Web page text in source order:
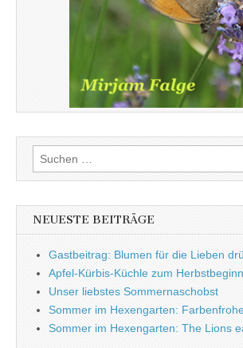
Suchen
nach:
NEUESTE BEITRÄGE
Gastbeitrag: Blumen für die Lieben
Apfel-Kürbis-Küchle zum Herbstbeginn
Unser liebstes Sommernaschobst
Sommer im Hexengarten:
Sommer im Hexengarten: The Lions